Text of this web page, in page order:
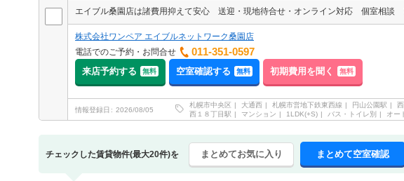
エイブル桑園店は諸費用抑えて安心 送迎・現地待合せ・オンライン対応 個室相談
株式会社ワンペア エイブルネットワーク桑園店
電話でのご予約・お問合せ
011-351-0597
来店予約する 無料 空室確認する 無料 初期費用を聞く 無料
情報登録日 2026/08/05
札幌市中央区 大通西 札幌市営地下鉄東西線 円山公園駅
西１８丁目駅
マンション 1LDK(+S) バス・トイレ別 オー
チェックした賃貸物件(最大20件)を まとめてお気に入り まとめて空室確認